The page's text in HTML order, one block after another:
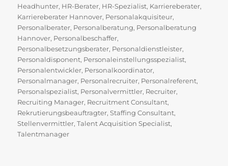
Headhunter, HR-Berater, HR-Spezialist, Karriereberater,
Karriereberater Hannover, Personalakquisiteur,
Personalberater, Personalberatung, Personalberatung
Hannover, Personalbeschaffer,
Personalbesetzungsberater, Personaldienstleister,
Personaldisponent, Personaleinstellungsspezialist,
Personalentwickler, Personalkoordinator,
Personalmanager, Personalrecruiter, Personalreferent,
Personalspezialist, Personalvermittler, Recruiter,
Recruiting Manager, Recruitment Consultant,
Rekrutierungsbeauftragter,Staffing Consultant,
Stellenvermittler,Talent Acquisition Specialist,
Talentmanager